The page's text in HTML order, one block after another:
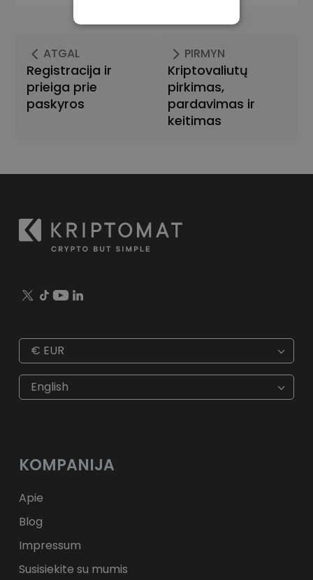
ATGAL
Registracija ir
prieiga prie
paskyros
PIRMYN
Kriptovaliutų
pirkimas,
pardavimas ir
keitimas
€ EUR
€ EUR
$ USD
ft HUF
zł
kr SEK
fr. CHF
English
KOMPANIJA
Apie
Blog
Impressum
Susisiekite su mumis